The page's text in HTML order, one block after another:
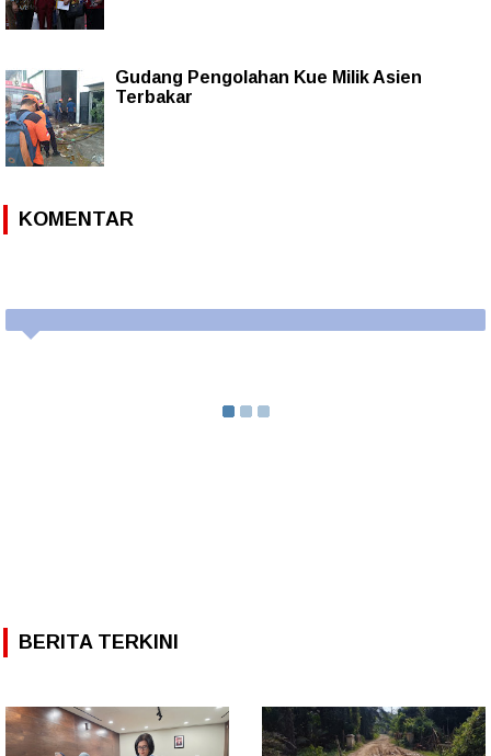
Gudang Pengolahan Kue ‎Milik Asien
Terbakar
KOMENTAR
BERITA TERKINI